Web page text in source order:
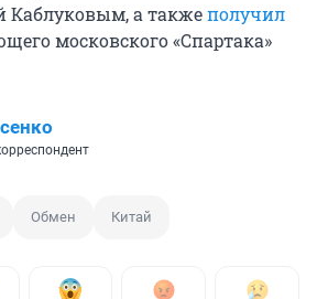
Каблуковым, а такжеполучил
московского «Спартака»
Обмен Китай